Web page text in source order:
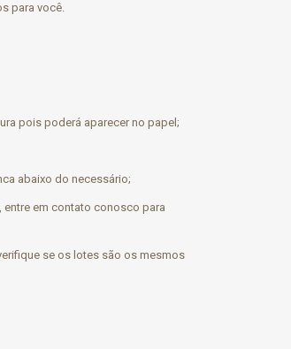
para você.
pois poderá aparecer no papel;
abaixo do necessário;
entre em contato conosco para
se os lotes são os mesmos